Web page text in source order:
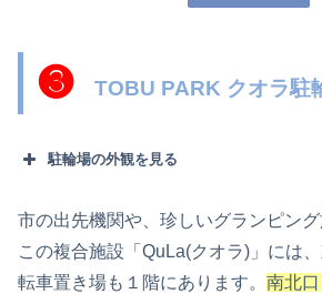
❸TOBU PARK クオラ駐
駐輪場の外観を見る
市の出先機関や、珍しいグランピン
この複合施設「QuLa(クオラ)」には
転車置き場も１階にあります。 南北